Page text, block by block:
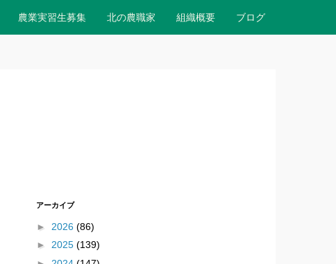
農業実習生募集 北の農職家 組織概要 ブログ
アーカイブ
► 2026 (86)
► 2025 (139)